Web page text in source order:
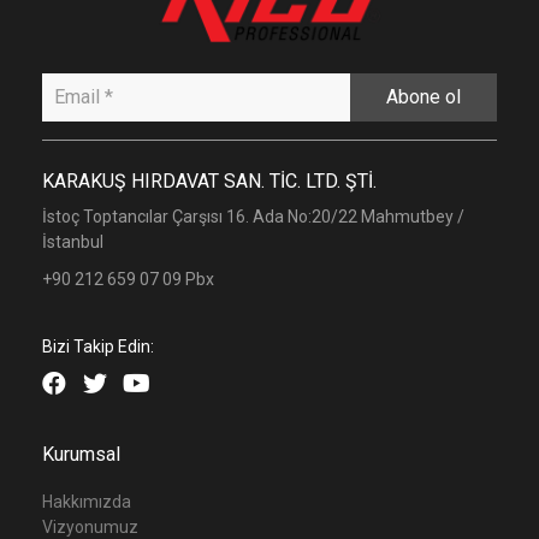
Abone ol
KARAKUŞ HIRDAVAT SAN. TİC. LTD. ŞTİ.
İstoç Toptancılar Çarşısı 16. Ada No:20/22 Mahmutbey /
İstanbul
+90 212 659 07 09 Pbx
Bizi Takip Edin:
Kurumsal
Hakkımızda
Vizyonumuz